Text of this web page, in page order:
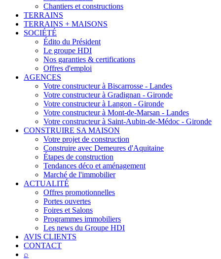
Chantiers et constructions
TERRAINS
TERRAINS + MAISONS
SOCIÉTÉ
Édito du Président
Le groupe HDI
Nos garanties & certifications
Offres d'emploi
AGENCES
Votre constructeur à Biscarrosse - Landes
Votre constructeur à Gradignan - Gironde
Votre constructeur à Langon - Gironde
Votre constructeur à Mont-de-Marsan - Landes
Votre constructeur à Saint-Aubin-de-Médoc - Gironde
CONSTRUIRE SA MAISON
Votre projet de construction
Construire avec Demeures d'Aquitaine
Étapes de construction
Tendances déco et aménagement
Marché de l'immobilier
ACTUALITÉ
Offres promotionnelles
Portes ouvertes
Foires et Salons
Programmes immobiliers
Les news du Groupe HDI
AVIS CLIENTS
CONTACT
⌕